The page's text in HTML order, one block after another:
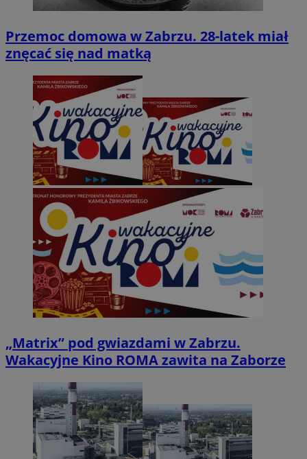
Przemoc domowa w Zabrzu. 28-latek miał
znęcać się nad matką
„Matrix” pod gwiazdami w Zabrzu.
Wakacyjne Kino ROMA zawita na Zaborze